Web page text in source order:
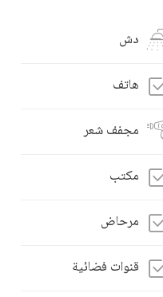
دش
هاتف
مجفف شعر
مكتب
مرحاض
قنوات فضائية